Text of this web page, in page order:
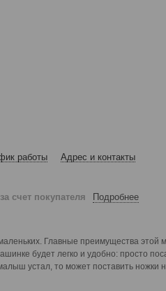
работы Адрес и контакты
за счет покупателя Подробнее
Главные преимущества
будет легко и удобно: просто
устал, то может поставить ножки